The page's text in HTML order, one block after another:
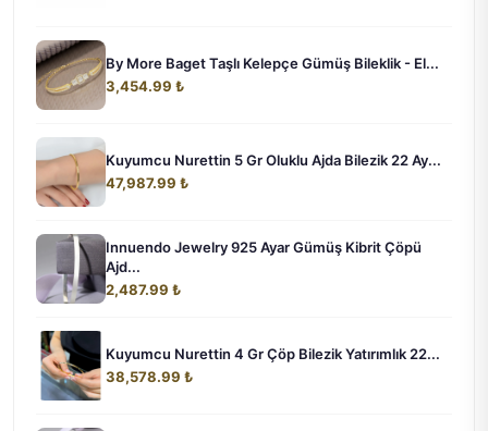
By More Baget Taşlı Kelepçe Gümüş Bileklik - El...
3,454.99 ₺
Kuyumcu Nurettin 5 Gr Oluklu Ajda Bilezik 22 Ay...
47,987.99 ₺
Innuendo Jewelry 925 Ayar Gümüş Kibrit Çöpü
Ajd...
2,487.99 ₺
Kuyumcu Nurettin 4 Gr Çöp Bilezik Yatırımlık 22...
38,578.99 ₺